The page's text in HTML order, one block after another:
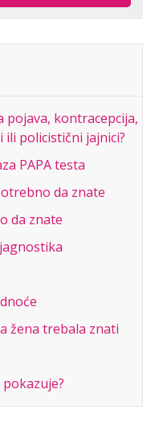
pojava, kontracepcija,
policistični jajnici?
PAPA testa
da znate
da znate
žena trebala znati